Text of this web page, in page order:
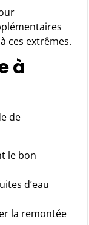
ces extrêmes.
à
de
le bon
d’eau
la remontée